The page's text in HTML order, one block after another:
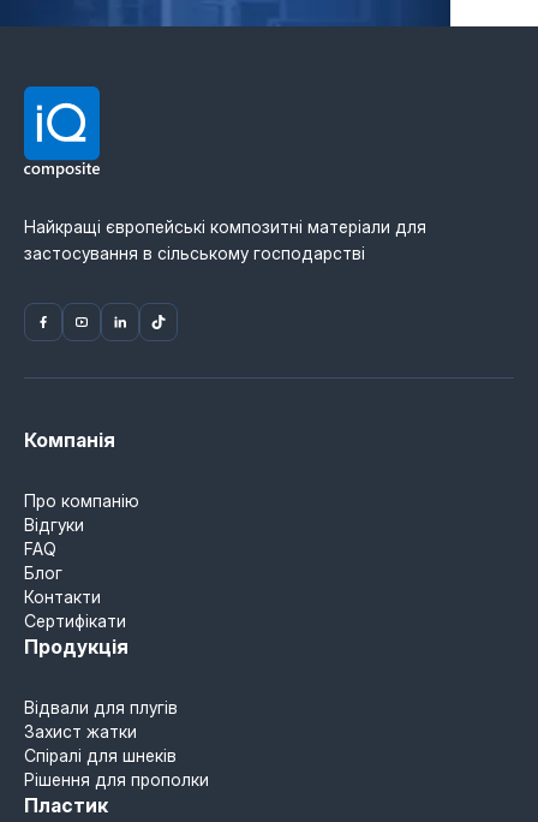
Найкращі європейські композитні матеріали для
застосування в сільському господарстві
Компанія
Про компанію
Відгуки
FAQ
Блог
Контакти
Сертифікати
Продукція
Відвали для плугів
Захист жатки
Спіралі для шнеків
Рішення для прополки
Пластик